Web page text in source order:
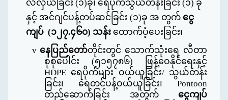
လဲလှယ်ခြင်း (၁)ခု၊ ရေပိုက်သွယ်တန်းခြင်း (၁) ခု
နှင့် အင်ဂျင်ပန့်တပ်ဆင်ခြင်း (၁)ခု အ တွက် ငွေ
ကျပ် (၁၂၇.၄၆၀) သန်း ထောက်ပံ့ပေးခြင်း၊
v နေပြည်တော်တိုင်းတွင် သောက်သုံးရေ လီတာ
စုစုပေါင်း (၅၁၅၇၈၆) ဖြန့်ဝေနိုင်ရေးနှင့်
HDPE ရေပိုက်များ ဝယ်ယူခြင်း/ သွယ်တန်း
ခြင်း၊ ရေတင်ပန့်ဝယ်ယူခြင်း၊ Pontoon
တည်ဆောက်ခြင်း အတွက် ငွေကျပ်